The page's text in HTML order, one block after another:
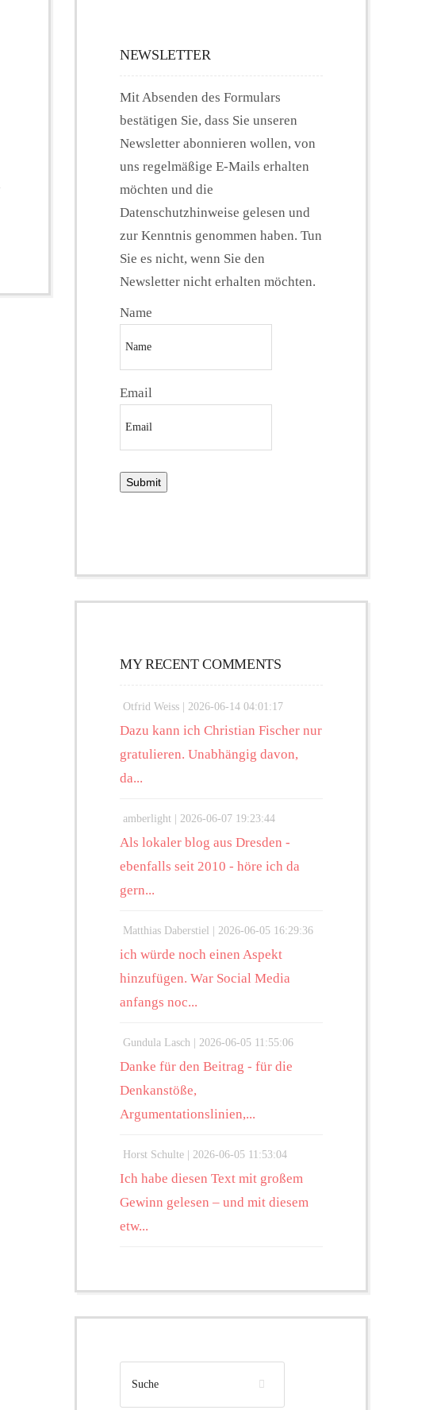
NEWSLETTER
Mit Absenden des Formulars
bestätigen Sie, dass Sie unseren
Newsletter abonnieren wollen, von
uns regelmäßige E-Mails erhalten
möchten und die
Datenschutzhinweise gelesen und
zur Kenntnis genommen haben. Tun
Sie es nicht, wenn Sie den
Newsletter nicht erhalten möchten.
Name
Email
MY RECENT COMMENTS
Otfrid Weiss | 2026-06-14 04:01:17
Dazu kann ich Christian Fischer nur
gratulieren. Unabhängig davon,
da...
amberlight | 2026-06-07 19:23:44
Als lokaler blog aus Dresden -
ebenfalls seit 2010 - höre ich da
gern...
Matthias Daberstiel | 2026-06-05 16:29:36
ich würde noch einen Aspekt
hinzufügen. War Social Media
anfangs noc...
Gundula Lasch | 2026-06-05 11:55:06
Danke für den Beitrag - für die
Denkanstöße,
Argumentationslinien,...
Horst Schulte | 2026-06-05 11:53:04
Ich habe diesen Text mit großem
Gewinn gelesen – und mit diesem
etw...